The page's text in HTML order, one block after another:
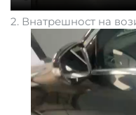
2. Внатрешност на